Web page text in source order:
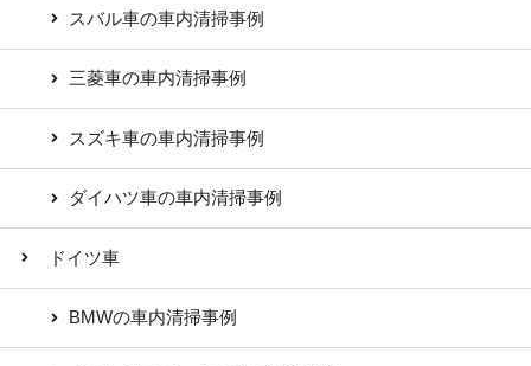
スバル車の車内清掃事例
三菱車の車内清掃事例
スズキ車の車内清掃事例
ダイハツ車の車内清掃事例
ドイツ車
BMWの車内清掃事例